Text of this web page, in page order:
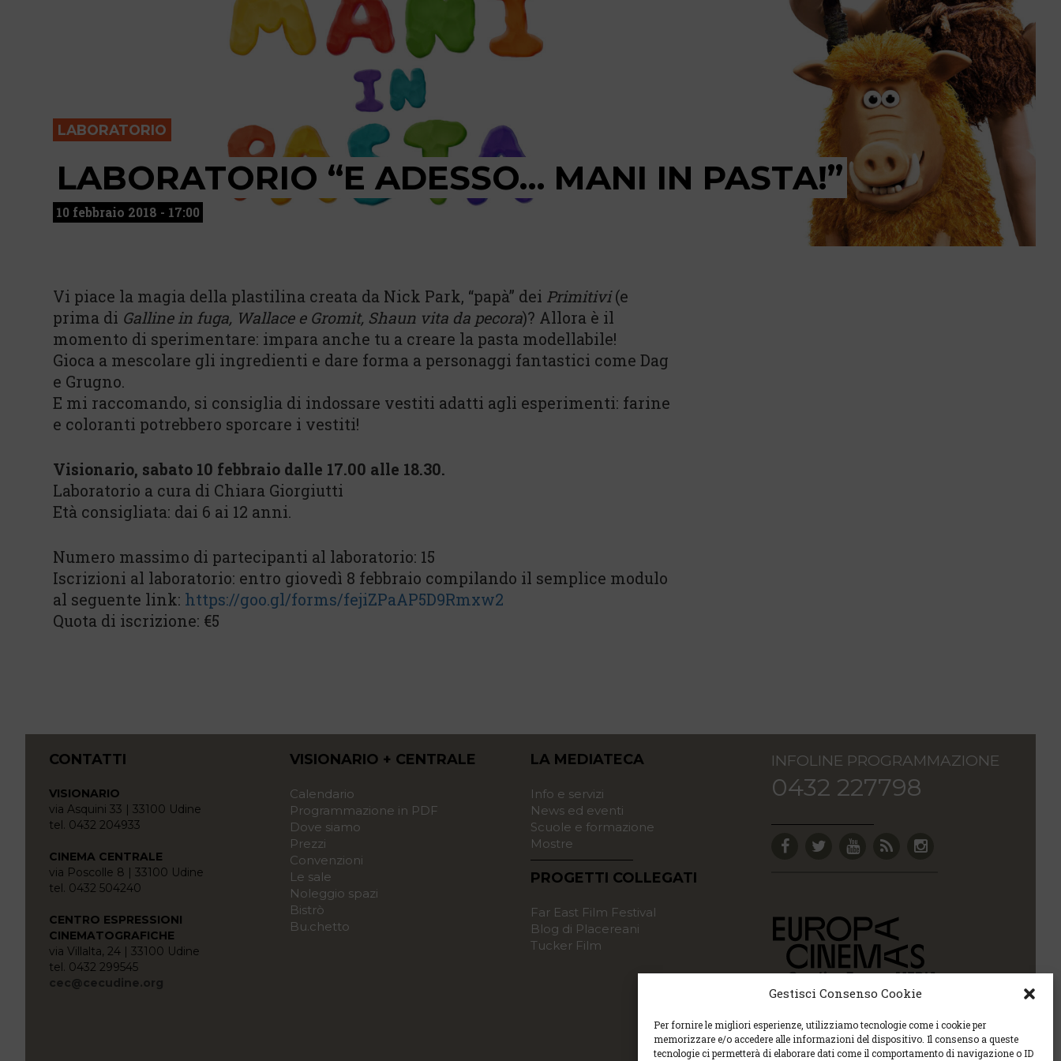
Gestisci Consenso Cookie
Per fornire le migliori esperienze, utilizziamo tecnologie come i cookie per
memorizzare e/o accedere alle informazioni del dispositivo. Il consenso a queste
tecnologie ci permetterà di elaborare dati come il comportamento di navigazione o ID
LABORATORIO
LABORATORIO “E ADESSO… MANI IN PASTA!”
10 febbraio 2018 - 17:00
Vi piace la magia della plastilina creata da Nick Park, “papà” dei Primitivi(e
prima di Galline in fuga, Wallace e Gromit, Shaun vita da pecora)? Allora è il
momento di sperimentare: impara anche tu a creare la pasta modellabile!
Gioca a mescolare gli ingredienti e dare forma a personaggi fantastici come Dag
e Grugno.
E mi raccomando, si consiglia di indossare vestiti adatti agli esperimenti: farine
e coloranti potrebbero sporcare i vestiti!
Visionario, sabato 10 febbraio dalle 17.00 alle 18.30.
Laboratorio a cura di Chiara Giorgiutti
Età consigliata: dai 6 ai 12 anni.
Numero massimo di partecipanti al laboratorio: 15
Iscrizioni al laboratorio: entro giovedì 8 febbraio compilando il semplice modulo
al seguente link: https://goo.gl/forms/fejiZPaAP5D9Rmxw2
Quota di iscrizione: €5
CONTATTI
VISIONARIO
via Asquini 33 | 33100 Udine
tel. 0432 204933
CINEMA CENTRALE
via Poscolle 8 | 33100 Udine
tel. 0432 504240
CENTRO ESPRESSIONI
CINEMATOGRAFICHE
via Villalta, 24 | 33100 Udine
tel. 0432 299545
cec@cecudine.org
VISIONARIO + CENTRALE
Calendario
Programmazione in PDF
Dove siamo
Prezzi
Convenzioni
Le sale
Noleggio spazi
Bistrò
Bu.chetto
LA MEDIATECA
Info e servizi
News ed eventi
Scuole e formazione
Mostre
PROGETTI COLLEGATI
Far East Film Festival
Blog di Placereani
Tucker Film
INFOLINE PROGRAMMAZIONE
0432 227798